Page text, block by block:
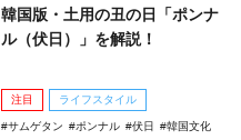
韓国版・土用の丑の日「ポンナ
ル（伏日）」を解説！
注目 ライフスタイル
サムゲタン ポンナル 伏日 韓国文化